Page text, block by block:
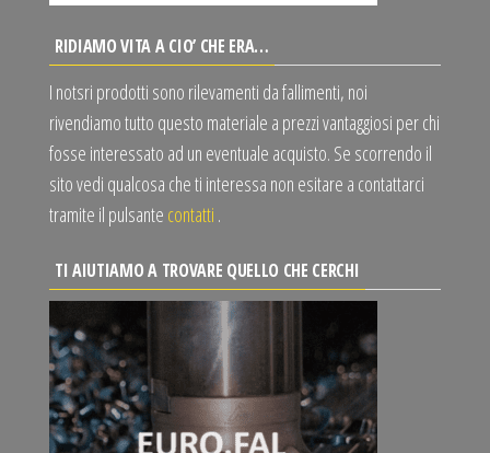
RIDIAMO VITA A CIO’ CHE ERA…
I notsri prodotti sono rilevamenti da fallimenti, noi
rivendiamo tutto questo materiale a prezzi vantaggiosi per chi
fosse interessato ad un eventuale acquisto. Se scorrendo il
sito vedi qualcosa che ti interessa non esitare a contattarci
tramite il pulsante contatti .
TI AIUTIAMO A TROVARE QUELLO CHE CERCHI